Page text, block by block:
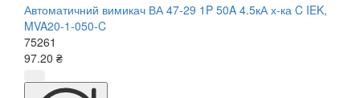
Автоматичний вимикач ВА 47-29 1P 50A 4.5кА х-ка C IEK,
MVA20-1-050-C
75261
97.20 ₴